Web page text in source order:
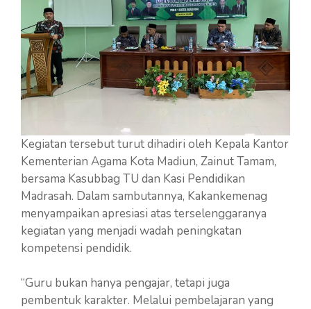
Kegiatan tersebut turut dihadiri oleh Kepala Kantor
Kementerian Agama Kota Madiun, Zainut Tamam,
bersama Kasubbag TU dan Kasi Pendidikan
Madrasah. Dalam sambutannya, Kakankemenag
menyampaikan apresiasi atas terselenggaranya
kegiatan yang menjadi wadah peningkatan
kompetensi pendidik.
“Guru bukan hanya pengajar, tetapi juga
pembentuk karakter. Melalui pembelajaran yang